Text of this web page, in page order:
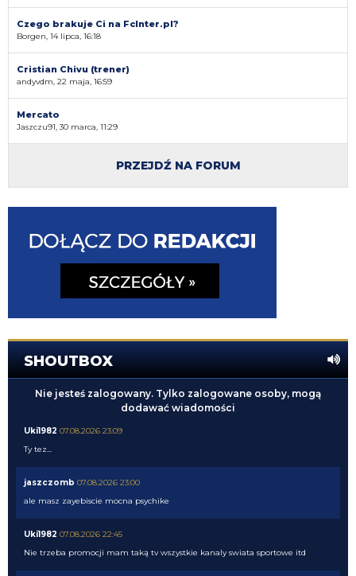
Czego brakuje Ci na FcInter.pl?
Borgen, 14 lipca, 16:18
Cristian Chivu (trener)
andyvdm, 22 maja, 16:59
Mercato
Jaszczu91, 30 marca, 11:29
PRZEJDŹ NA FORUM
SHOUTBOX
Nie jesteś zalogowany. Tylko zalogowane osoby, mogą
dodawać wiadomości
Uki1982 07.08.2026 23:09
Ty tez...
jaszczomb 07.08.2026 23:00
ale masz zayebiscie mocna psychike
Uki1982 07.08.2026 22:45
Nie trzeba promocji mam taką tv wszystkie kanaly swiata sportowe itd